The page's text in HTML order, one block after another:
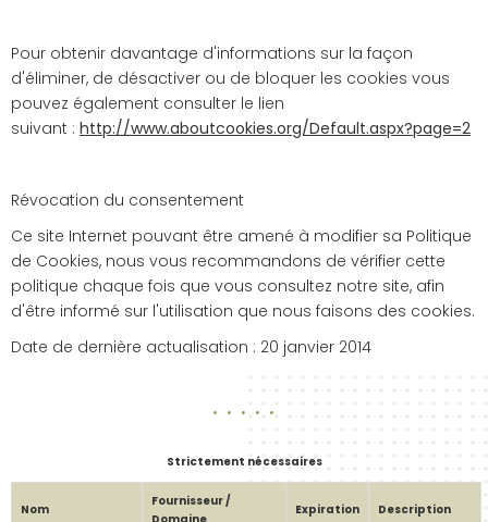
Pour obtenir davantage d'informations sur la façon
d'éliminer, de désactiver ou de bloquer les cookies vous
pouvez également consulter le lien
suivant : http://www.aboutcookies.org/Default.aspx?page=2
Révocation du consentement
Ce site Internet pouvant être amené à modifier sa Politique
de Cookies, nous vous recommandons de vérifier cette
politique chaque fois que vous consultez notre site, afin
d'être informé sur l'utilisation que nous faisons des cookies.
Date de dernière actualisation : 20 janvier 2014
Strictement nécessaires
Nom
Fournisseur /
Expiration Description